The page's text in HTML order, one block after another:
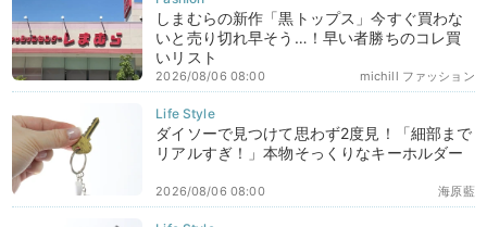
しまむらの新作「黒トップス」今すぐ買わな
いと売り切れ早そう…！早い者勝ちのコレ買
いリスト
michill ファッション
2026/08/06 08:00
ダイソーで見つけて思わず2度見！「細部まで
リアルすぎ！」本物そっくりなキーホルダー
海原藍
2026/08/06 08:00